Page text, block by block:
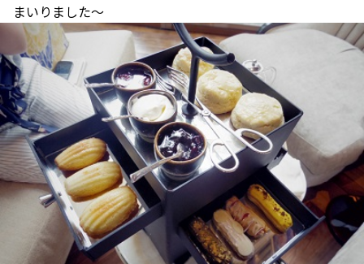
まいりました～